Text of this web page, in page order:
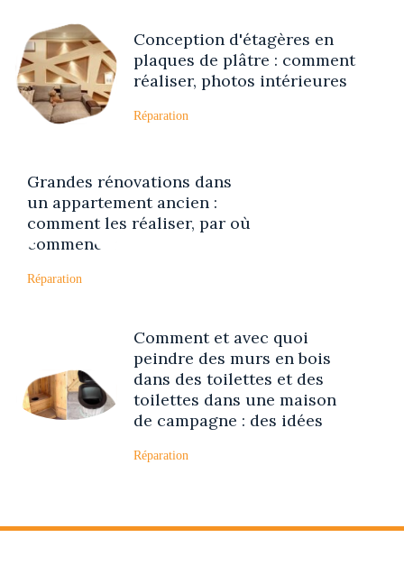
Conception d'étagères en
plaques de plâtre : comment
réaliser, photos intérieures
Réparation
Grandes rénovations dans
un appartement ancien :
comment les réaliser, par où
commencer
Réparation
Comment et avec quoi
peindre des murs en bois
dans des toilettes et des
toilettes dans une maison
de campagne : des idées
Réparation